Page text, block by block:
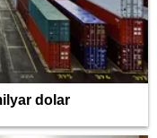
dolar